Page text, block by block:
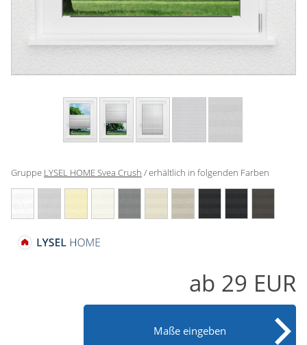
Gardinenstange
Gruppe LYSEL HOME Svea Crush / erhältlich in folgenden Farben
ab 29 EUR
Maße eingeben